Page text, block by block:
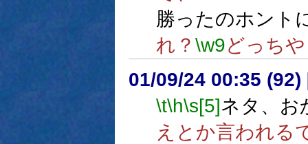
勝ったのホント
れ？ \w9どっち
01/09/24 00:35 (92)
\t\h\s[5]ネタ、お
えとか言われる